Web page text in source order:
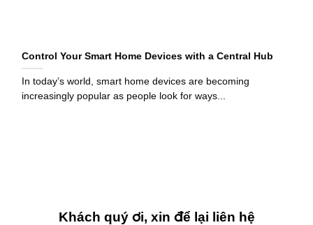
Control Your Smart Home Devices with a Central Hub
In today’s world, smart home devices are becoming
increasingly popular as people look for ways...
Khách quý ơi, xin để lại liên hệ